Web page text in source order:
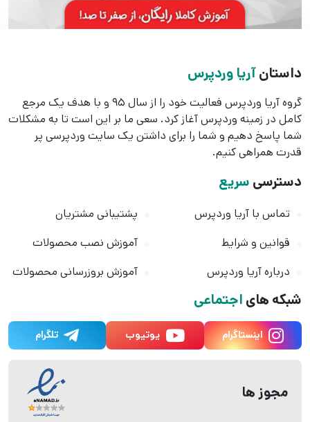
داستانآریا وردپرس
گروه آریا وردپرس فعالیت خود را از سال 95 و با هدف یک مرجع
کامل در زمینه وردپرس آغاز کرد. سعی ما بر این است تا به مشکلات
شما پاسخ دهیم و شما را برای داشتن یک سایت وردپرسی پر
قدرت همراهی کنیم.
دسترسی سریع
تماس با آریا وردپرس
قوانین و شرایط
درباره آریا وردپرس
پشتیبانی مشتریان
آموزش نصب محصولات
آموزش بروزرسانی محصولات
شبکه های اجتماعی
اینستاگرام یوتیوب تلگرام
مجوز ها